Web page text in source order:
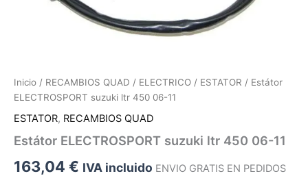
Inicio / RECAMBIOS QUAD / ELECTRICO / ESTATOR / Estátor
ELECTROSPORT suzuki ltr 450 06-11
ESTATOR, RECAMBIOS QUAD
Estátor ELECTROSPORT suzuki ltr 450 06-11
163,04 € IVA incluido ENVIO GRATIS EN PEDIDOS